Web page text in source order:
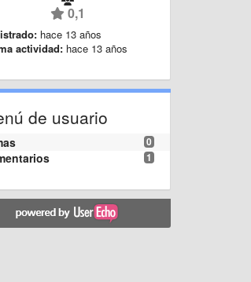
0,1
hace 13 años
actividad: hace 13 años
de usuario
0
1